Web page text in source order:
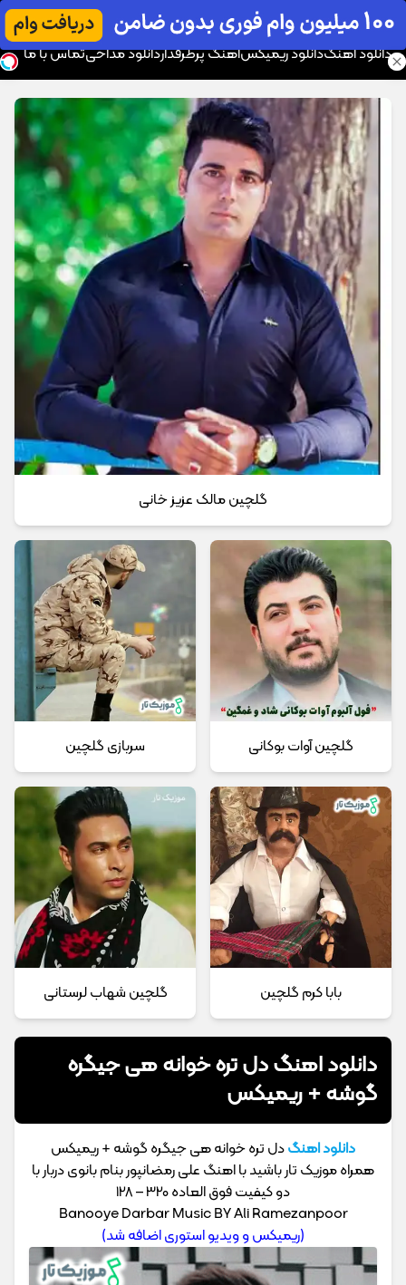
موزیک تار
دانلود آهنگدانلود ریمیکسآهنگ پرطرفداردانلود مداحیتماس با ما
گلچین مالک عزیز خانی
گلچین آوات بوکانی سربازی گلچین
بابا کرم گلچین گلچین شهاب لرستانی
دانلود اهنگ دل تره خوانه هی جیگره
گوشه + ریمیکس
دانلود اهنگدل تره خوانه هی جیگره گوشه + ریمیکس
همراه موزیک تار باشید با اهنگ علی رمضانپور بنام بانوی دربار با
دو کیفیت فوق العاده 320 – 128
Banooye Darbar Music BY Ali Ramezanpoor
(ریمیکس و ویدیو استوری اضافه شد)